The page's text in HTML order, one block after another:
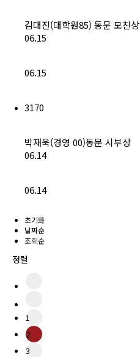
김대진(대학원85) 동문 모친상
06.15
06.15
3170
박재욱(경영 00)동문 시부상
06.14
06.14
초기화
날짜순
조회순
정렬
1
2
3